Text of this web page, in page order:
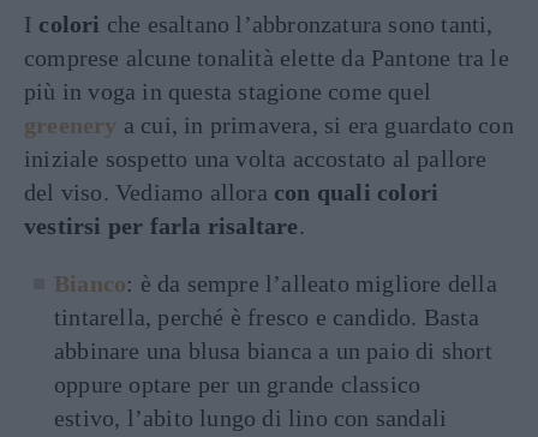
I colori che esaltano l’abbronzatura sono tanti,
comprese alcune tonalità elette da Pantone tra le
più in voga in questa stagione come quel
greenery a cui, in primavera, si era guardato con
iniziale sospetto una volta accostato al pallore
del viso. Vediamo allora con quali colori
vestirsi per farla risaltare.
Bianco: è da sempre l’alleato migliore della
tintarella, perché è fresco e candido. Basta
abbinare una blusa bianca a un paio di short
oppure optare per un grande classico
estivo, l’abito lungo di lino con sandali